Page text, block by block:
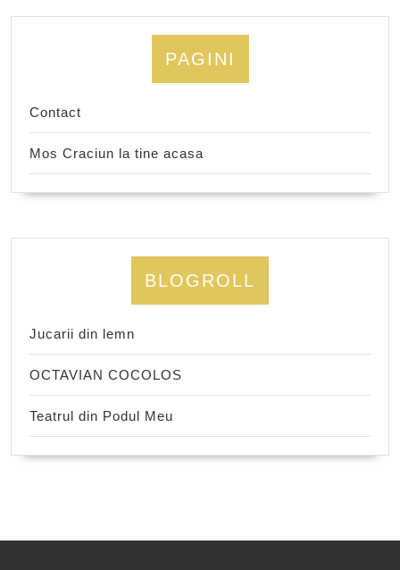
PAGINI
Contact
Mos Craciun la tine acasa
BLOGROLL
Jucarii din lemn
OCTAVIAN COCOLOS
Teatrul din Podul Meu